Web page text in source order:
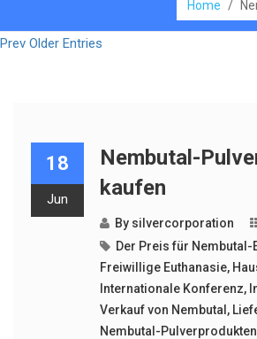
Home /
Prev Older Entries
18
Jun
Nembutal-
kaufen
By silvercorporation
Der Preis für Nembutal-
Freiwillige Euthanasie,
Internationale Konferenz,
Verkauf von Nembutal ,
Nembutal-Pulverprodukten